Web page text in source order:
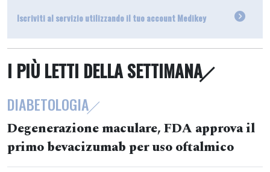
Iscriviti al servizio utilizzando il tuo account Medikey
I PIÙ LETTI DELLA SETTIMANA
DIABETOLOGIA
Degenerazione maculare, FDA approva il
primo bevacizumab per uso oftalmico